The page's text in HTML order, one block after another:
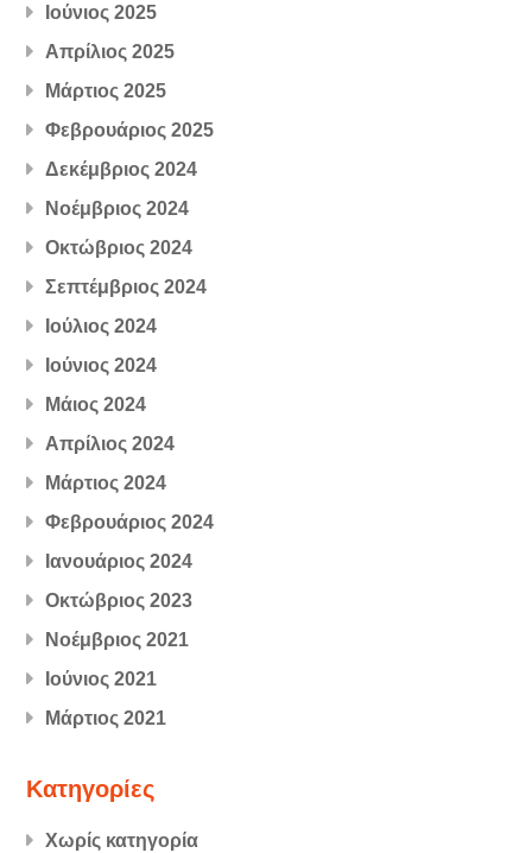
Ιούνιος 2025
Απρίλιος 2025
Μάρτιος 2025
Φεβρουάριος 2025
Δεκέμβριος 2024
Νοέμβριος 2024
Οκτώβριος 2024
Σεπτέμβριος 2024
Ιούλιος 2024
Ιούνιος 2024
Μάιος 2024
Απρίλιος 2024
Μάρτιος 2024
Φεβρουάριος 2024
Ιανουάριος 2024
Οκτώβριος 2023
Νοέμβριος 2021
Ιούνιος 2021
Μάρτιος 2021
Kατηγορίες
Χωρίς κατηγορία